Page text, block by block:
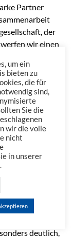
Partner
der
wir einen
mit
Know-how und
in ganz
führende
Mit über
30 Ländern
Welche
beantworten.
mehr, sondern
und
deutlich,
um ein
bieten zu
die für
sind,
Sie die
wir die volle
nicht
in unserer
.